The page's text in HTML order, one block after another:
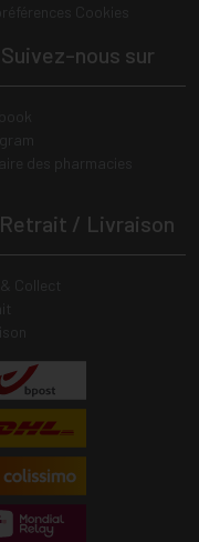
Suivez-nous sur
Retrait / Livraison